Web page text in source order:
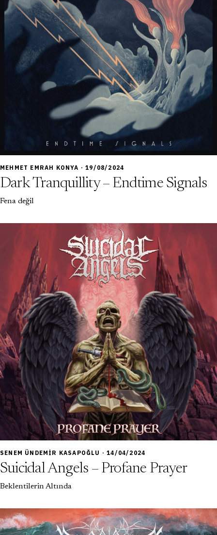
7,0
MEHMET EMRAH KONYA · 19/08/2024
Dark Tranquillity – Endtime Signals
Fena değil
6,5
SENEM ÜNDEMIR KASAPOĞLU · 14/04/2024
Suicidal Angels – Profane Prayer
Beklentilerin Altında